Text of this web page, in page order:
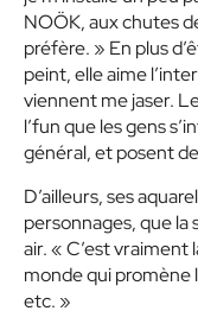
NOÖK, aux chutes
préfère. » En plus
peint, elle aime
viennent me jaser.
l’fun que les gens
général, et posent
D’ailleurs, ses
personnages, que la
air. « C’est vraiment
monde qui promène
etc. »